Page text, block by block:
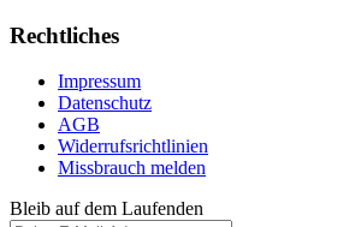
Rechtliches
Impressum
Datenschutz
AGB
Widerrufsrichtlinien
Missbrauch melden
Bleib auf dem Laufenden